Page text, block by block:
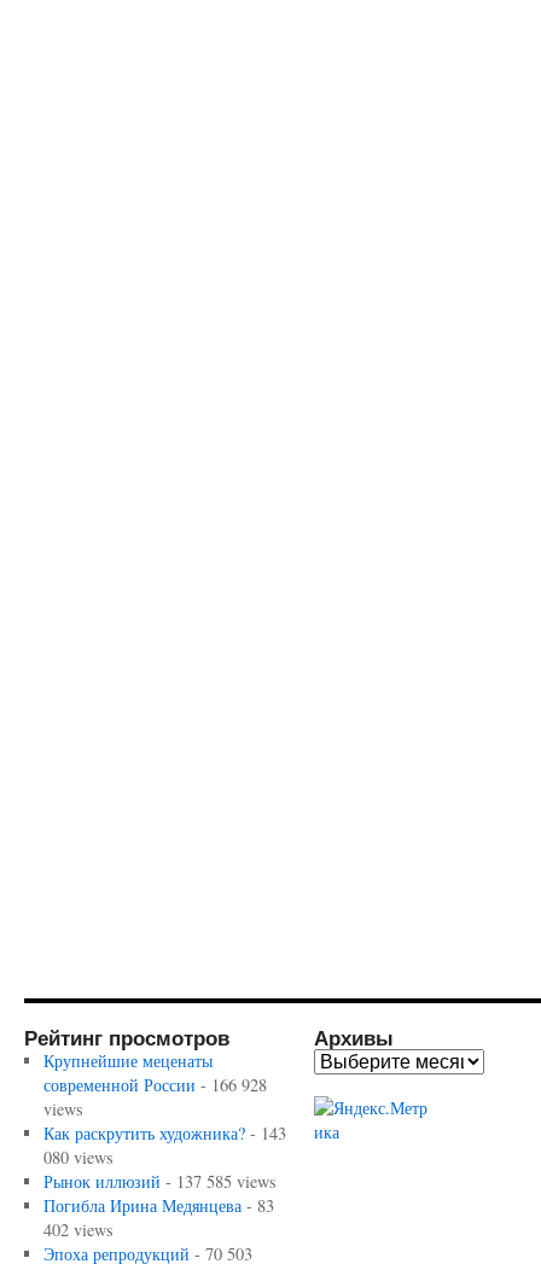
Рейтинг просмотров
Крупнейшие меценаты
современной России - 166 928
views
Как раскрутить художника?- 143
080 views
Рынок иллюзий - 137 585 views
Погибла Ирина Медянцева- 83
402 views
Эпоха репродукций - 70 503
Архивы